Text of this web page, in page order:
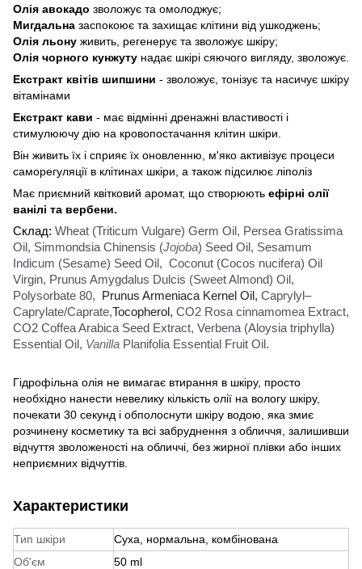
Олія авокадо зволожує та омолоджує;
Мигдальна заспокоює та захищає клітини від ушкоджень;
Олія льону живить, регенерує та зволожує шкіру;
Олія чорного кунжуту надає шкірі сяючого вигляду, зволожує.
Екстракт квітів шипшини - зволожує, тонізує та насичує шкіру
вітамінами
Екстракт кави - має відмінні дренажні властивості і
стимулюючу дію на кровопостачання клітин шкіри.
Він живить їх і сприяє їх оновленню, м'яко активізує процеси
саморегуляції в клітинах шкіри, а також підсилює ліполіз
Має приємний квітковий аромат, що створюють ефірні олії
ванілі та вербени.
Склад: Wheat (Triticum Vulgare) Germ Oil, Persea Gratissima
Oil, Simmondsia Chinensis (Jojoba) Seed Oil, Sesamum
Indicum (Sesame) Seed Oil, Coconut (Cocos nucifera) Oil
Virgin, Prunus Amygdalus Dulcis (Sweet Almond) Oil,
Polysorbate 80, Prunus Armeniaca Kernel Oil, Caprylyl–
Caprylate/Caprate,Tocopherol, CO2 Rosa cinnamomea Extract,
CO2 Coffea Arabica Seed Extract, Verbena (Aloysia triphylla)
Essential Oil, Vanilla Planifolia Essential Fruit Oil.
Гідрофільна олія не вимагає втирання в шкіру, просто
необхідно нанести невелику кількість олії на вологу шкіру,
почекати 30 секунд і обполоснути шкіру водою, яка змиє
розчинену косметику та всі забруднення з обличчя, залишивши
відчуття зволоженості на обличчі, без жирної плівки або інших
неприємних відчуттів.
Характеристики
Тип шкіри
Суха, нормальна, комбінована
Об'єм
50 ml